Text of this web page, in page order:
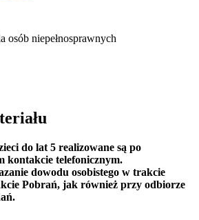
osób niepełnosprawnych
do lat 5 realizowane są po
kontakcie telefonicznym.
dowodu osobistego w trakcie
Pobrań, jak również przy odbiorze